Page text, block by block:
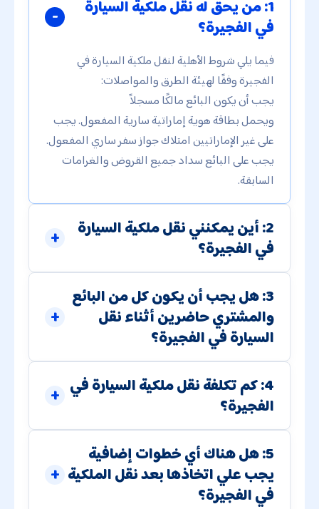
1: من يحق له نقل ملكية السيارة
في الفجيرة؟
فيما يلي شروط الأهلية لنقل ملكية السيارة في
الفجيرة وفقًا لهيئة الطرق والمواصلات:
يجب أن يكون البائع مالكًا مسجلاً
ويحمل بطاقة هوية إماراتية سارية المفعول. يجب
على غير الإماراتيين امتلاك جواز سفر ساري المفعول.
يجب على البائع سداد جميع القروض والغرامات
السابقة.
2: أين يمكنني نقل ملكية السيارة
في الفجيرة؟
3: هل يجب أن يكون كل من البائع
والمشتري حاضرين أثناء نقل
السيارة في الفجيرة؟
4: كم تكلفة نقل ملكية السيارة في
الفجيرة؟
5: هل هناك أي خطوات إضافية
يجب علي اتخاذها بعد نقل الملكية
في الفجيرة؟